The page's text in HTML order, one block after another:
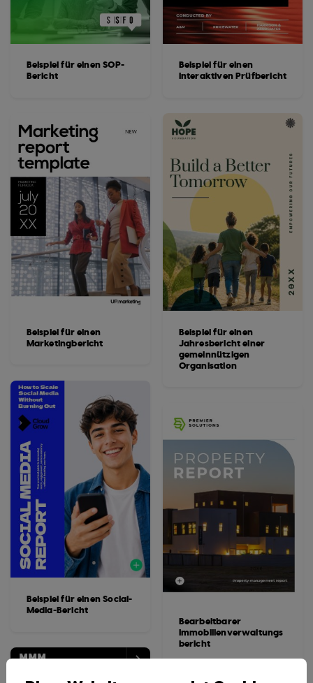
Beispiel für einen SOP-
Bericht
Beispiel für einen
Marketingbericht
Beispiel für einen Social-
Media-Bericht
Beispiel für einen
interaktiven Prüfbericht
Beispiel für einen
Jahresbericht einer
gemeinnützigen
Organisation
Bearbeitbarer
Immobilienverwaltungs
bericht